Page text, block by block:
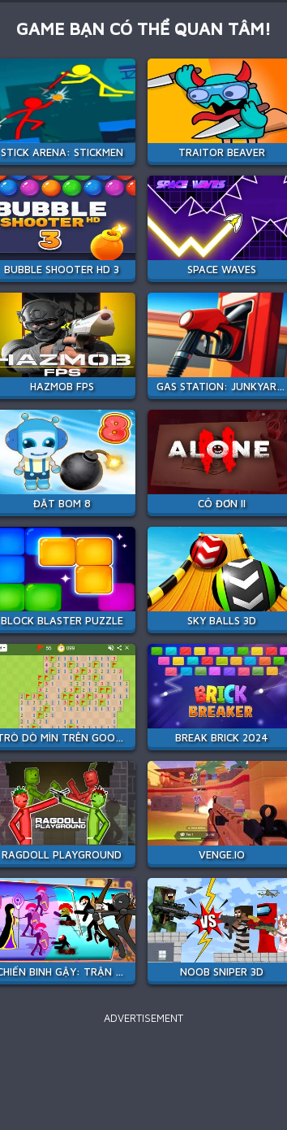
GAME BẠN CÓ THỂ QUAN TÂM!
STICK ARENA: STICKMEN TRAITOR BEAVER
BUBBLE SHOOTER HD 3 SPACE WAVES
HAZMOB FPS GAS STATION: JUNKYARD TYCOON
ĐẶT BOM 8 CÔ ĐƠN II
BLOCK BLASTER PUZZLE SKY BALLS 3D
TRÒ DÒ MÌN TRÊN GOOGLE BREAK BRICK 2024
RAGDOLL PLAYGROUND VENGE.IO
CHIẾN BINH GẬY: TRẬN CHIẾN MỚI NOOB SNIPER 3D
ADVERTISEMENT